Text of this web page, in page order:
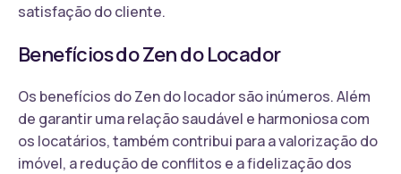
satisfação do cliente.
Benefícios do Zen do Locador
Os benefícios do Zen do locador são inúmeros. Além
de garantir uma relação saudável e harmoniosa com
os locatários, também contribui para a valorização do
imóvel, a redução de conflitos e a fidelização dos